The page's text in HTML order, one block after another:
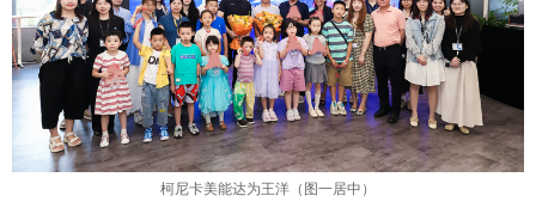
柯尼卡美能达为王洋（图一居中）